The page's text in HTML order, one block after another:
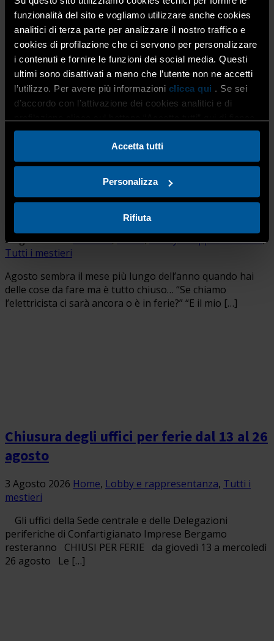
funzionalità del sito e vogliamo utilizzare anche cookies
analitici di terza parte per analizzare il nostro traffico e
cookies di profilazione che ci servono per personalizzare
i contenuti e fornire le funzioni dei social media. Questi
ultimi sono disattivati a meno che l’utente non ne accetti
l’utilizzo. Per avere più informazioni clicca qui . Se sei
d’accordo con l’attivazione dei cookies analitici e di
Accetta tutti
Personalizza
Rifiuta
Confartigianato sostiene anche per il 2026 gli ALPI
Design Awards, giunti alla seconda edizione, il premio
internazionale che valorizza progetti, prodotti e […]
Non restare bloccato al caldo! Tanti
esercizi artigiani sono “Aperti ad
3 Agosto 2026Attualità,Home,Lobby e rappresentanza,
Tutti i mestieri
Agosto sembra il mese più lungo dell’anno quando hai
delle cose da fare ma è tutto chiuso… “Se chiamo
l’elettricista ci sarà ancora o è in ferie?” “E il mio […]
Chiusura degli uffici per ferie dal 13 al 26
agosto
3 Agosto 2026 Home, Lobby e rappresentanza, Tutti i
mestieri
Gli uffici della Sede centrale e delle Delegazioni
periferiche di Confartigianato Imprese Bergamo
resteranno CHIUSI PER FERIE da giovedì 13 a mercoledì
26 agosto Le […]